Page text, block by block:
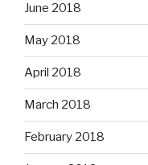
June 2018
May 2018
April 2018
March 2018
February 2018